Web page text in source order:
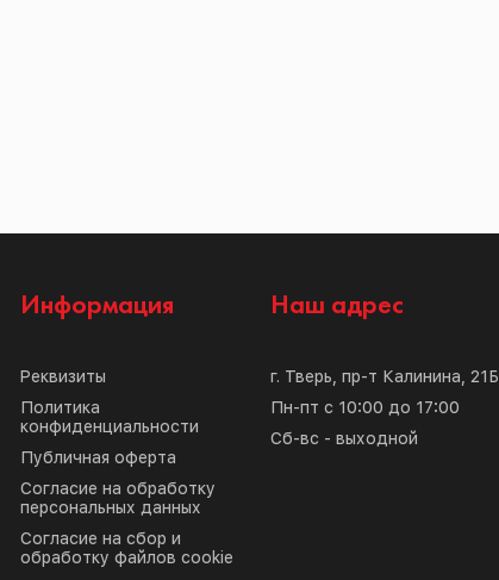
Информация
Реквизиты
Политика
конфиденциальности
Публичная оферта
Согласие на обработку
персональных данных
Согласие на сбор и
обработку файлов cookie
Наш адрес
г. Тверь, пр-т Калинина, 21Б
Пн-пт с 10:00 до 17:00
Сб-вс - выходной